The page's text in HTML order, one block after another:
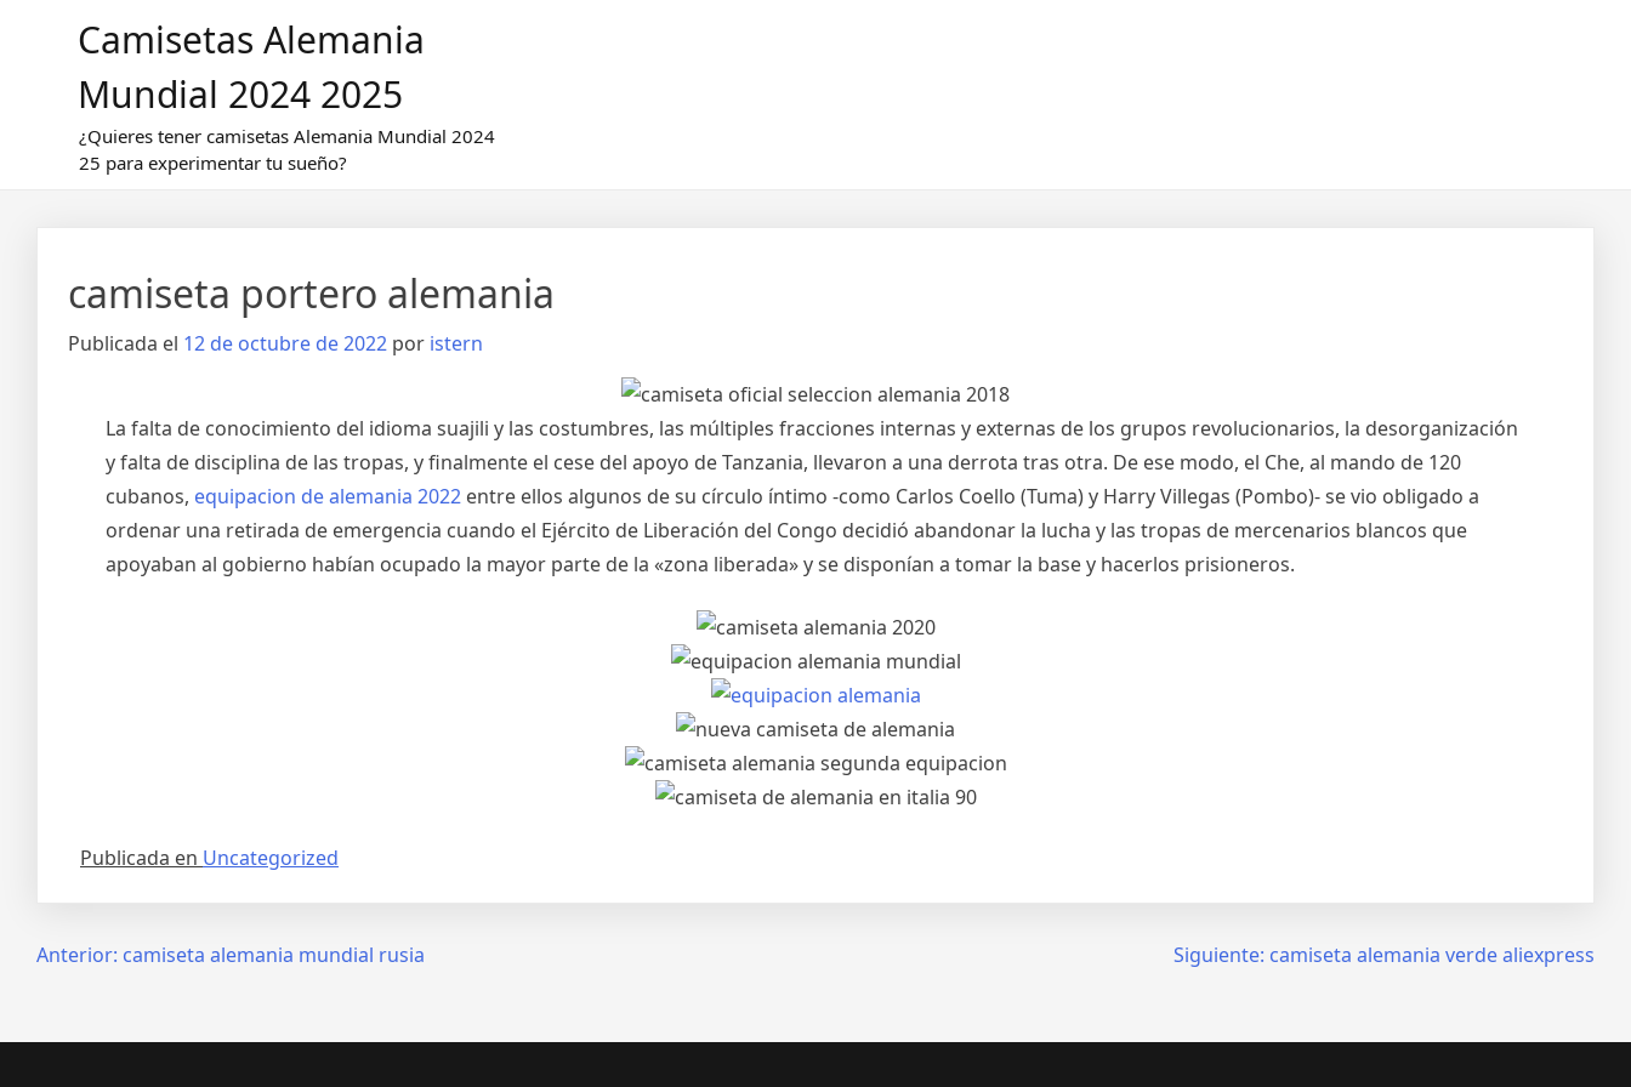
Camisetas Alemania
Mundial 2024 2025
¿Quieres tener camisetas Alemania Mundial 2024
25 para experimentar tu sueño?
camiseta portero alemania
Publicada el 12 de octubre de 2022 por istern
La falta de conocimiento del idioma suajili y las costumbres, las múltiples fracciones internas y externas de los grupos revolucionarios, la desorganización
y falta de disciplina de las tropas, y finalmente el cese del apoyo de Tanzania, llevaron a una derrota tras otra. De ese modo, el Che, al mando de 120
cubanos, equipacion de alemania 2022 entre ellos algunos de su círculo íntimo -como Carlos Coello (Tuma) y Harry Villegas (Pombo)- se vio obligado a
ordenar una retirada de emergencia cuando el Ejército de Liberación del Congo decidió abandonar la lucha y las tropas de mercenarios blancos que
apoyaban al gobierno habían ocupado la mayor parte de la «zona liberada» y se disponían a tomar la base y hacerlos prisioneros.
Publicada en Uncategorized
Navegación
entradas
Anterior: camiseta alemania mundial rusia Siguiente: camiseta alemania verde aliexpress